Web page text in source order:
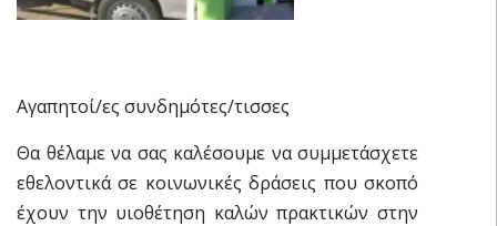
Αγαπητοί/ες συνδημότες/τισσες
Θα θέλαμε να σας καλέσουμε να συμμετάσχετε
εθελοντικά σε κοινωνικές δράσεις που σκοπό
έχουν την υιοθέτηση καλών πρακτικών στην